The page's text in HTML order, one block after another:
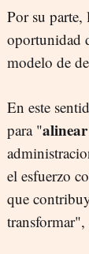
Por su parte,
oportunidad
modelo de
En este
para "
el esfuerzo
que